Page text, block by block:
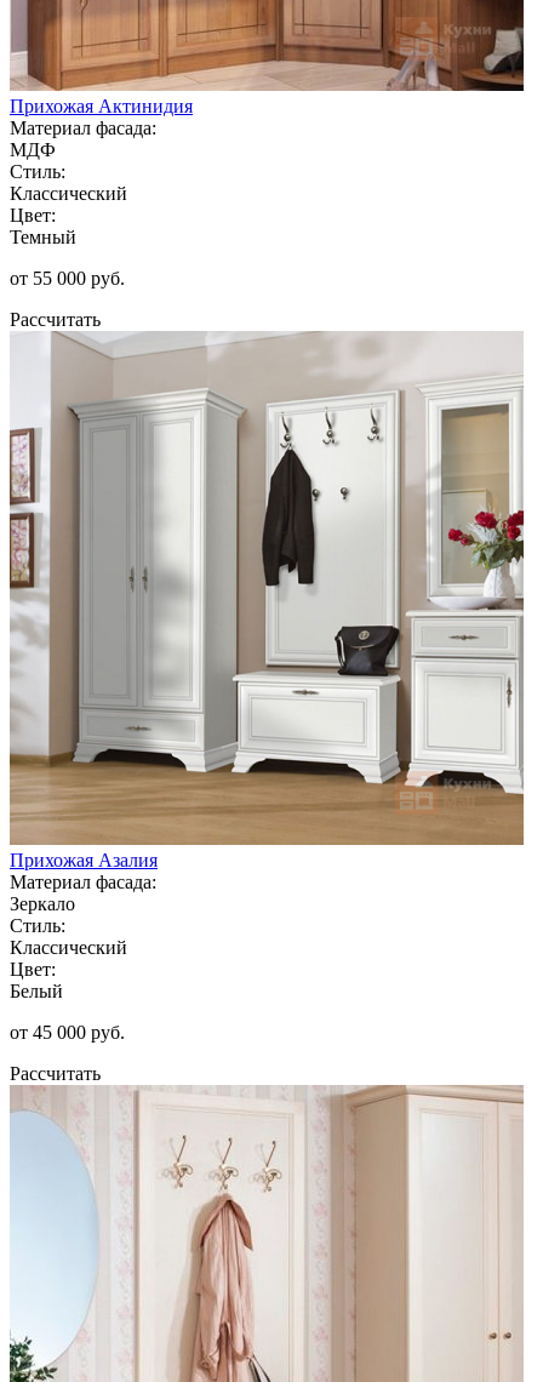
Прихожая Актинидия
Материал фасада:
МДФ
Стиль:
Классический
Цвет:
Темный
от 55 000 руб.
Рассчитать
Прихожая Азалия
Материал фасада:
Зеркало
Стиль:
Классический
Цвет:
Белый
от 45 000 руб.
Рассчитать